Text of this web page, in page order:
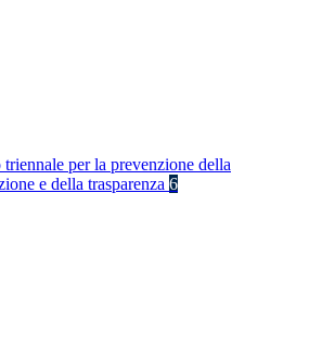
triennale per la prevenzione della
e della trasparenza 6